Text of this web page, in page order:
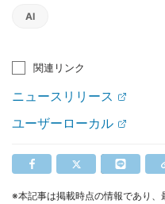
AI
関連リンク
ニュースリリース
ユーザーローカル
※本記事は掲載時点の情報であり